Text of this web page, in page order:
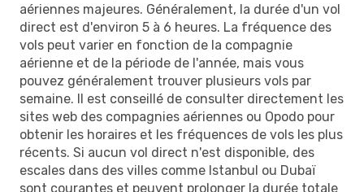
aériennes majeures. Généralement, la durée d'un vol
direct est d'environ 5 à 6 heures. La fréquence des
vols peut varier en fonction de la compagnie
aérienne et de la période de l'année, mais vous
pouvez généralement trouver plusieurs vols par
semaine. Il est conseillé de consulter directement les
sites web des compagnies aériennes ou Opodo pour
obtenir les horaires et les fréquences de vols les plus
récents. Si aucun vol direct n'est disponible, des
escales dans des villes comme Istanbul ou Dubaï
sont courantes et peuvent prolonger la durée totale